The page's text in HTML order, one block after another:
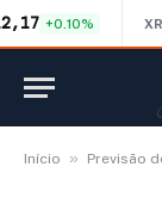
+0.10%
Início » Previsão